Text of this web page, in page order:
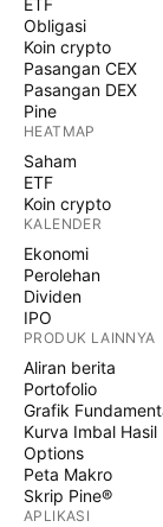
ETF
Obligasi
Koin crypto
Pasangan CEX
Pasangan DEX
Pine
HEATMAP
Saham
ETF
Koin crypto
KALENDER
Ekonomi
Perolehan
Dividen
IPO
PRODUK LAINNYA
Aliran berita
Portofolio
Grafik
Kurva Imbal Hasil
Options
Peta Makro
Skrip Pine®
APLIKASI